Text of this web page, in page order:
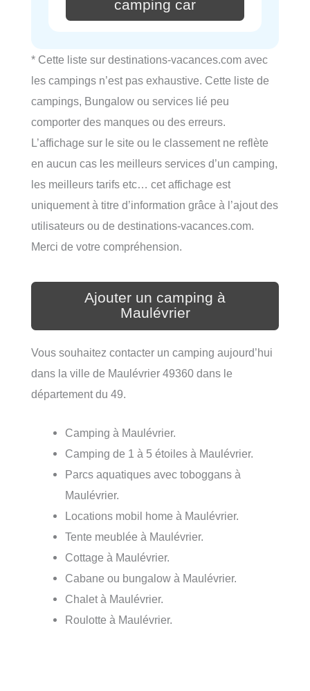
camping car
* Cette liste sur destinations-vacances.com avec
les campings n’est pas exhaustive. Cette liste de
campings, Bungalow ou services lié peu
comporter des manques ou des erreurs.
L’affichage sur le site ou le classement ne reflète
en aucun cas les meilleurs services d’un camping,
les meilleurs tarifs etc… cet affichage est
uniquement à titre d’information grâce à l’ajout des
utilisateurs ou de destinations-vacances.com.
Merci de votre compréhension.
Ajouter un camping à
Maulévrier
Vous souhaitez contacter un camping aujourd’hui
dans la ville de Maulévrier 49360 dans le
département du 49.
Camping à Maulévrier.
Camping de 1 à 5 étoiles à Maulévrier.
Parcs aquatiques avec toboggans à
Maulévrier.
Locations mobil home à Maulévrier.
Tente meublée à Maulévrier.
Cottage à Maulévrier.
Cabane ou bungalow à Maulévrier.
Chalet à Maulévrier.
Roulotte à Maulévrier.